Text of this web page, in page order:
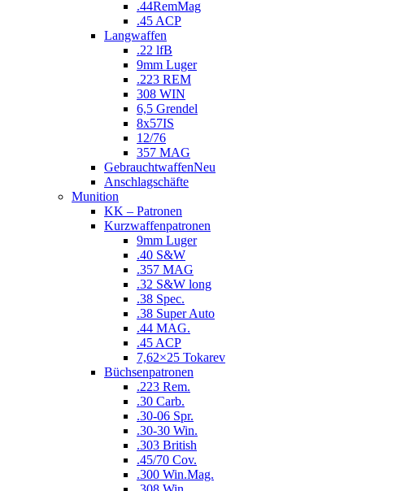
.44RemMag
.45 ACP
Langwaffen
.22 lfB
9mm Luger
.223 REM
308 WIN
6,5 Grendel
8x57IS
12/76
357 MAG
GebrauchtwaffenNeu
Anschlagschäfte
Munition
KK – Patronen
Kurzwaffenpatronen
9mm Luger
.40 S&W
.357 MAG
.32 S&W long
.38 Spec.
.38 Super Auto
.44 MAG.
.45 ACP
7,62×25 Tokarev
Büchsenpatronen
.223 Rem.
.30 Carb.
.30-06 Spr.
.30-30 Win.
.303 British
.45/70 Cov.
.300 Win.Mag.